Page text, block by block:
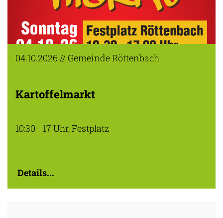
04.10.2026 // Gemeinde Röttenbach
Kartoffelmarkt
10:30 - 17 Uhr, Festplatz
Details...